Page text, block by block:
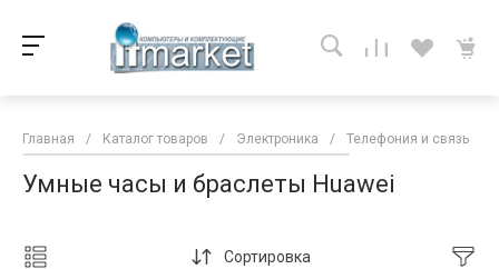
Главная / Каталог товаров / Электроника / Телефония и связь
Умные часы и браслеты Huawei
Сортировка